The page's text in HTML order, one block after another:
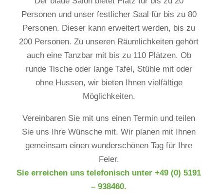
Personen und unser festlicher Saal für bis zu 80
Personen. Dieser kann erweitert werden, bis zu
200 Personen. Zu unseren Räumlichkeiten gehört
auch eine Tanzbar mit bis zu 110 Plätzen. Ob
runde Tische oder lange Tafel, Stühle mit oder
ohne Hussen, wir bieten Ihnen vielfältige
Möglichkeiten.
Vereinbaren Sie mit uns einen Termin und teilen
Sie uns Ihre Wünsche mit. Wir planen mit Ihnen
gemeinsam einen wunderschönen Tag für Ihre
Feier.
Sie erreichen uns telefonisch unter +49 (0) 5191
– 938460.